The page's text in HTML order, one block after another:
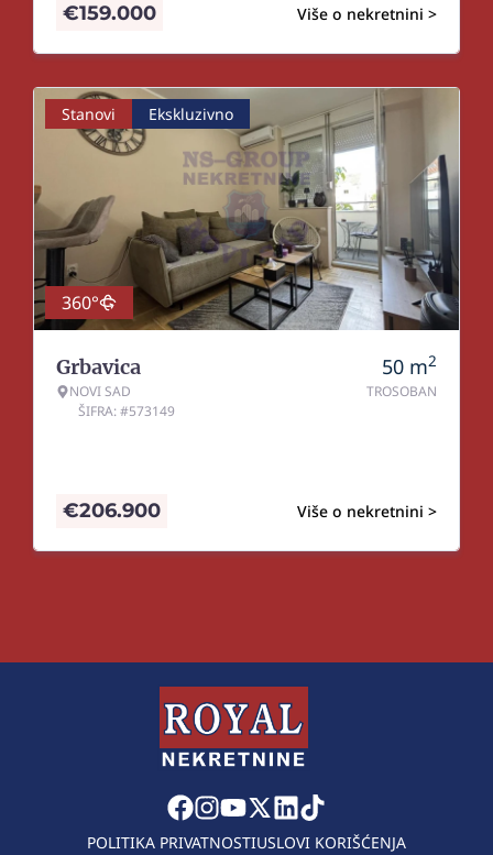
Više o nekretnini >
€159.000
Stanovi Ekskluzivno
360°
Grbavica
NOVI SAD
ŠIFRA: #573149
50 m2
TROSOBAN
Više o nekretnini >
€206.900
POLITIKA PRIVATNOSTIUSLOVI KORIŠĆENJA